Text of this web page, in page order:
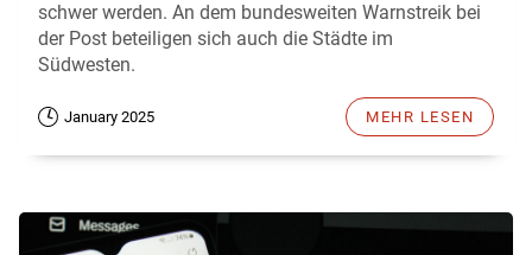
schwer werden. An dem bundesweiten Warnstreik bei
der Post beteiligen sich auch die Städte im
Südwesten.
January 2025 MEHR LESEN